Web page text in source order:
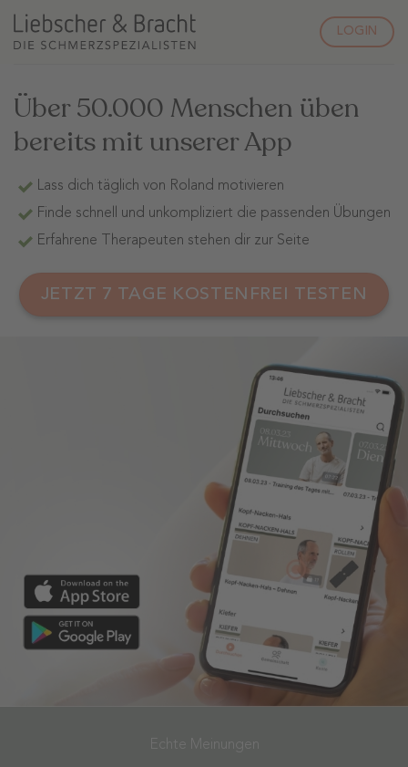
Inhalt
LOGIN
Über 50.000 Menschen üben
bereits mit unserer App
Lass dich täglich von Roland motivieren
Finde schnell und unkompliziert die passenden Übungen
Erfahrene Therapeuten stehen dir zur Seite
JETZT 7 TAGE KOSTENFREI TESTEN
Echte Meinungen